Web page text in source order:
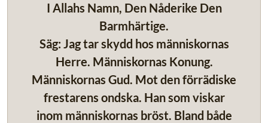
I Allahs Namn, Den Nåderike Den
Barmhärtige.
Säg: Jag tar skydd hos människornas
Herre. Människornas Konung.
Människornas Gud. Mot den förrädiske
frestarens ondska. Han som viskar
inom människornas bröst. Bland både